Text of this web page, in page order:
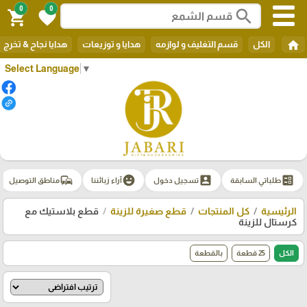
Select Language ▼
search
0
favorite
0
shopping_cart
home الكل قسم التغليف و لوازمه هدايا و توزيعات هدايا نجاح & تخرج
ballotطلباتي السابقة account_boxتسجيل دخول emoji_emotionsآراء زبائننا commuteمناطق التوصيل
الرئيسية كل المنتجات قطع صغيرة للزينة
قطع بلاستيك مع
كرستال للزينة
الكل 25 قطعة بالقطعة